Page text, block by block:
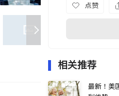
点赞
相关推荐
最新！美